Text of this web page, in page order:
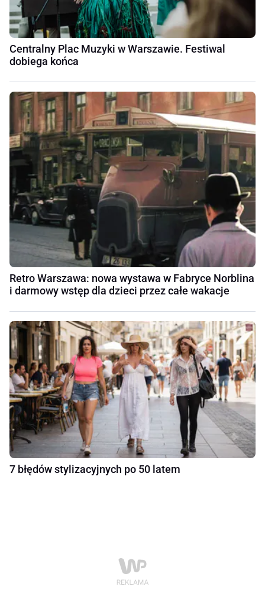
Centralny Plac Muzyki w Warszawie. Festiwal
dobiega końca
Retro Warszawa: nowa wystawa w Fabryce Norblina
i darmowy wstęp dla dzieci przez całe wakacje
7 błędów stylizacyjnych po 50 latem